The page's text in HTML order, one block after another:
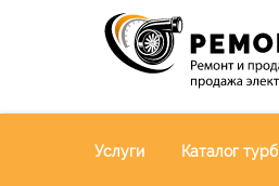
Услуги Каталог